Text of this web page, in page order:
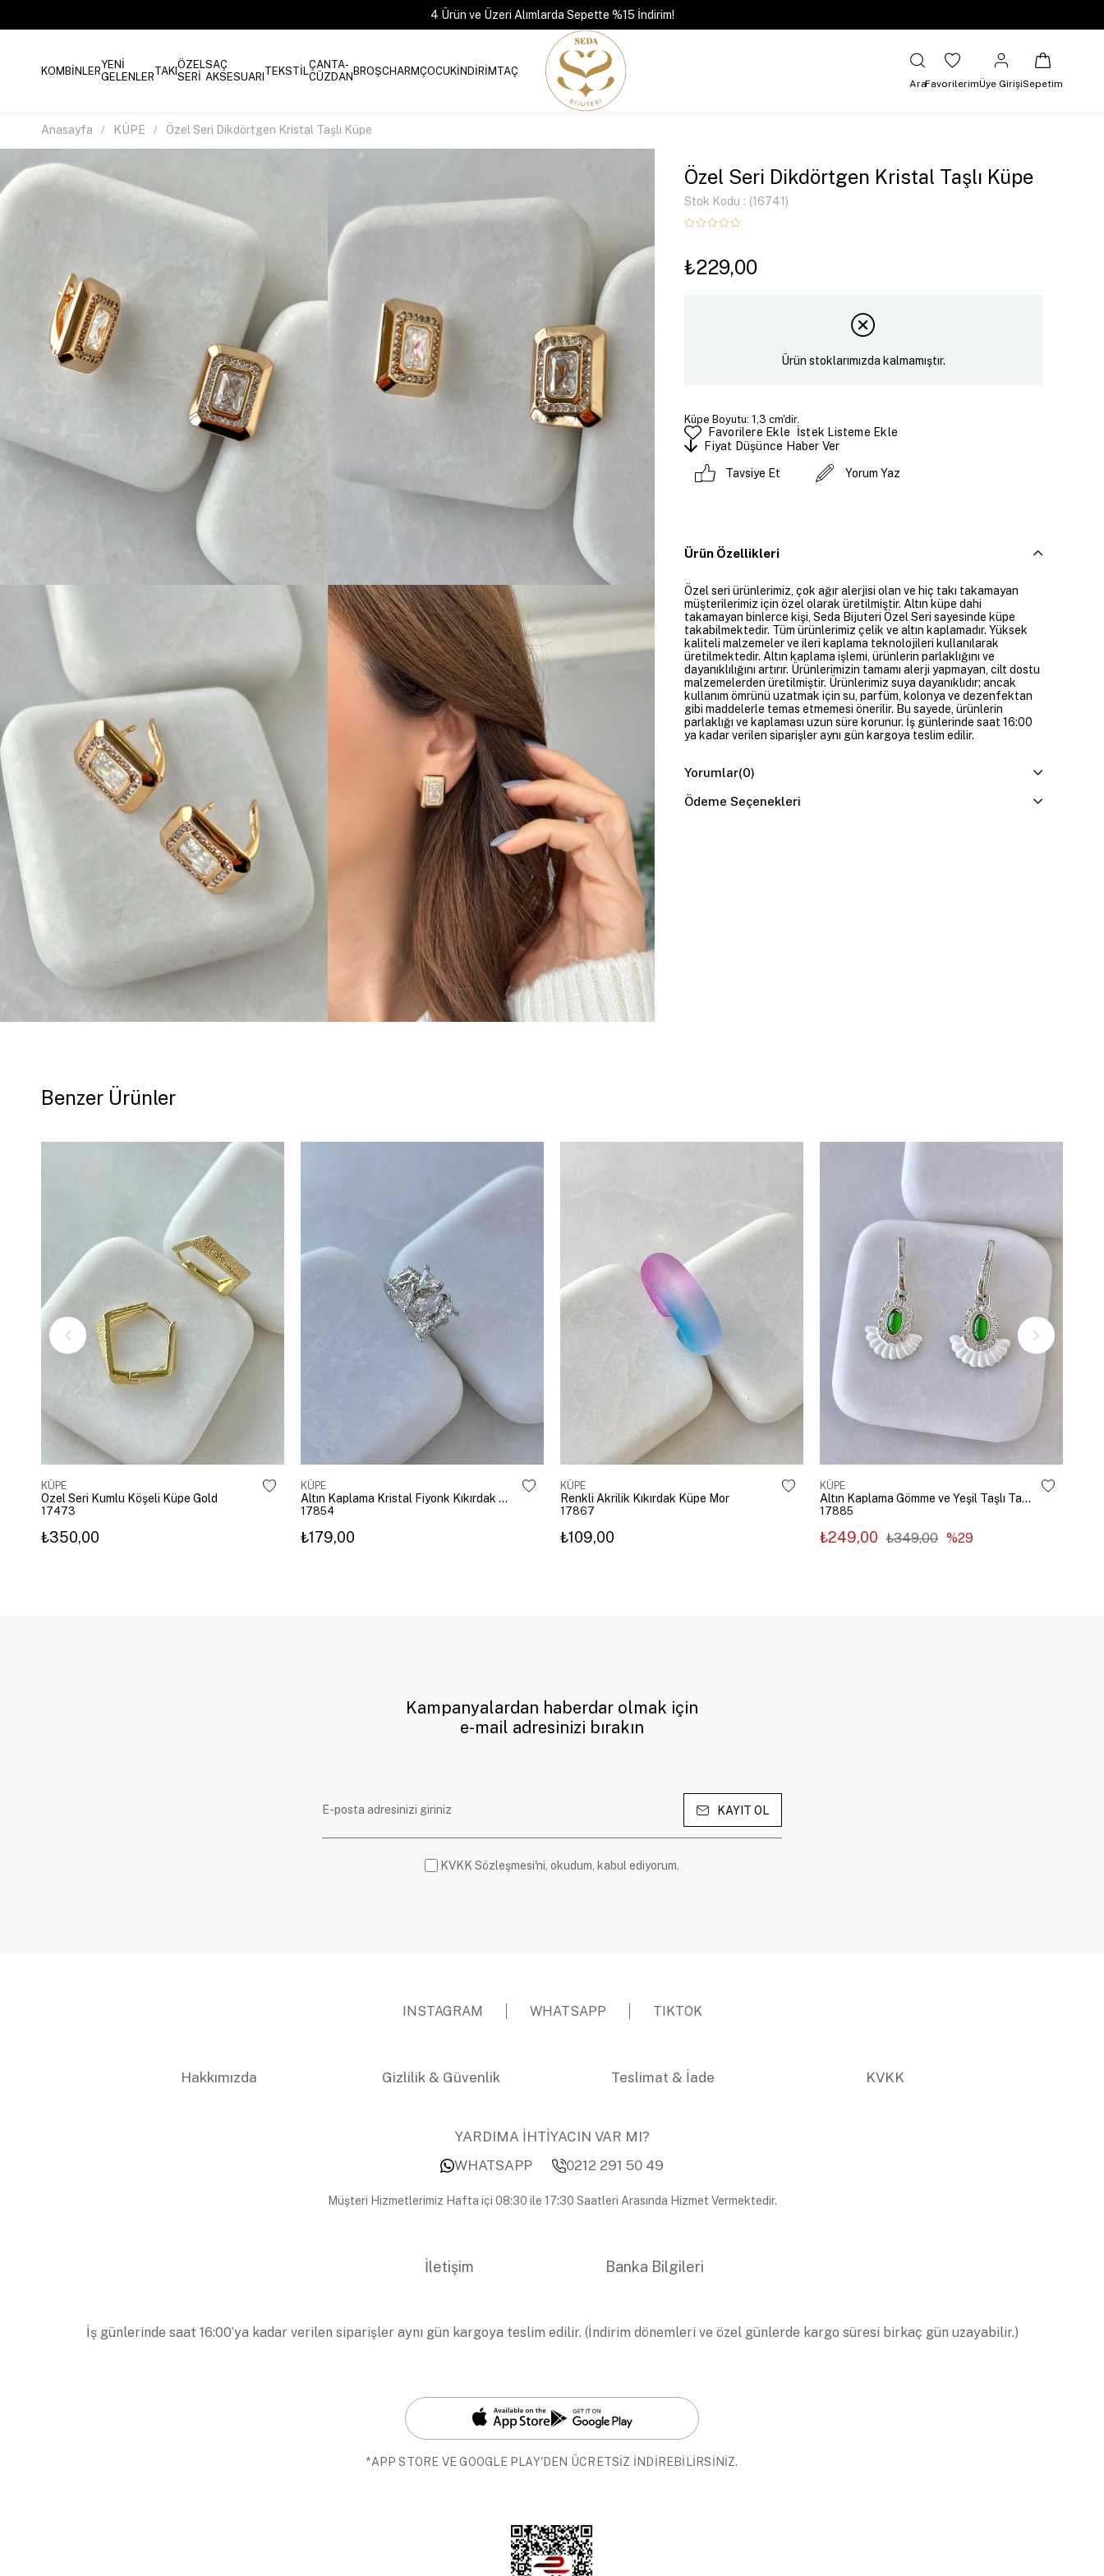
4 Ürün ve Üzeri Alımlarda Sepette %15 İndirim!
KOMBİNLERYENİ
GELENLERTAKIÖZEL
SERİ
SAÇ
AKSESUARI TEKSTİLÇANTA-
CÜZDANBROŞCHARMÇOCUKİNDİRİMTAÇ
AraFavorilerimÜye GirişiSepetim
Anasayfa KÜPE Özel Seri Dikdörtgen Kristal Taşlı Küpe
Özel Seri Dikdörtgen Kristal Taşlı Küpe
Stok Kodu (16741)
₺229,00
Ürün stoklarımızda kalmamıştır.
Küpe Boyutu: 1,3 cm'dir.
Favorilere Ekle
İstek Listeme Ekle
Fiyat Düşünce Haber Ver
Tavsiye Et Yorum Yaz
Ürün Özellikleri
Özel seri ürünlerimiz, çok ağır alerjisi olan ve hiç takı takamayan
müşterilerimiz için özel olarak üretilmiştir. Altın küpe dahi
takamayan binlerce kişi, Seda Bijuteri Özel Seri sayesinde küpe
takabilmektedir. Tüm ürünlerimiz çelik ve altın kaplamadır. Yüksek
kaliteli malzemeler ve ileri kaplama teknolojileri kullanılarak
üretilmektedir. Altın kaplama işlemi, ürünlerin parlaklığını ve
dayanıklılığını artırır. Ürünlerimizin tamamı alerji yapmayan, cilt dostu
malzemelerden üretilmiştir. Ürünlerimiz suya dayanıklıdır; ancak
kullanım ömrünü uzatmak için su, parfüm, kolonya ve dezenfektan
gibi maddelerle temas etmemesi önerilir. Bu sayede, ürünlerin
parlaklığı ve kaplaması uzun süre korunur. İş günlerinde saat 16:00
ya kadar verilen siparişler aynı gün kargoya teslim edilir.
Yorumlar(0)
Ödeme Seçenekleri
Benzer Ürünler
KÜPE
Özel Seri Kumlu Köşeli Küpe Gold
17473
₺350,00
KÜPE
Altın Kaplama Kristal Fiyonk Kıkırdak Küpe Gümüş
17854
₺179,00
KÜPE
Renkli Akrilik Kıkırdak Küpe Mor
17867
₺109,00
KÜPE
Altın Kaplama Gömme ve Yeşil Taşlı Tasarım Küpe Gümüş
17885
₺249,00 ₺349,00 %29
Kampanyalardan haberdar olmak için
e-mail adresinizi bırakın
KAYIT OL
KVKK Sözleşmesi'ni, okudum, kabul ediyorum.
INSTAGRAM WHATSAPP TIKTOK
Hakkımızda Gizlilik & Güvenlik Teslimat & İade KVKK
YARDIMA İHTİYACIN VAR MI?
WHATSAPP
0212 291 50 49
Müşteri Hizmetlerimiz Hafta içi 08:30 ile 17:30 Saatleri Arasında Hizmet Vermektedir.
İletişim Banka Bilgileri
İş günlerinde saat 16:00’ya kadar verilen siparişler aynı gün kargoya teslim edilir. (İndirim dönemleri ve özel günlerde kargo süresi birkaç gün uzayabilir.)
*APP STORE VE GOOGLE PLAY'DEN ÜCRETSİZ İNDİREBİLİRSİNİZ.